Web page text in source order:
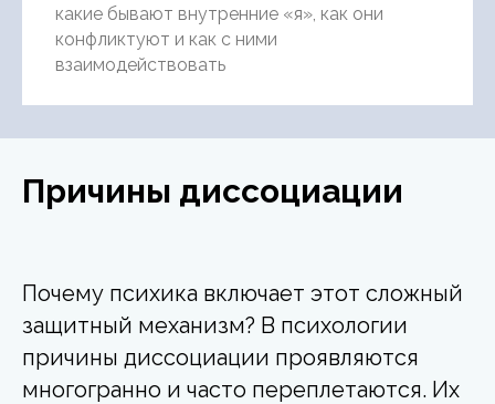
какие бывают внутренние «я», как они
конфликтуют и как с ними
взаимодействовать
Причины диссоциации
Почему психика включает этот сложный
защитный механизм? В психологии
причины диссоциации проявляются
многогранно и часто переплетаются. Их